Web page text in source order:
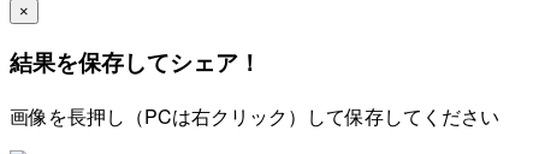
×
結果を保存してシェア！
画像を長押し（PCは右クリック）して保存してください